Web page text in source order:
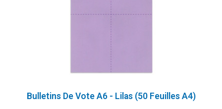
Bulletins De Vote A6 - Lilas (50 Feuilles A4)